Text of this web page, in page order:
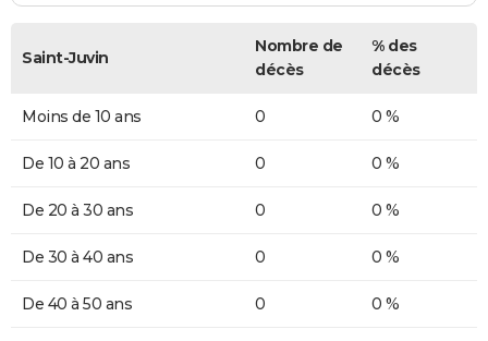
Saint-Juvin
Nombre de
décès
% des
décès
Moins de 10 ans 0 0 %
De 10 à 20 ans 0 0 %
De 20 à 30 ans 0 0 %
De 30 à 40 ans 0 0 %
De 40 à 50 ans 0 0 %